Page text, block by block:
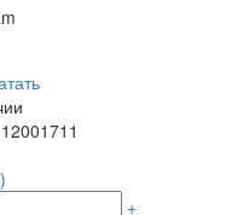
12001711
+